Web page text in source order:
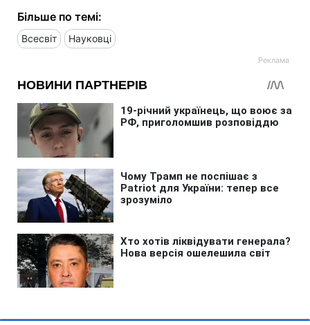
Більше по темі:
Всесвіт Науковці